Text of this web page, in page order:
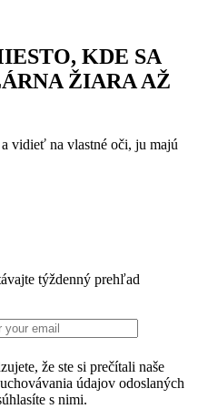
KDE SA
ŽIARA AŽ
vidieť na vlastné oči, ju majú
týždenný prehľad
že ste si prečítali naše
údajov odoslaných
s nimi.